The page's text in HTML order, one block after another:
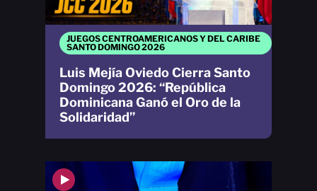
JUEGOS CENTROAMERICANOS Y DEL CARIBE
SANTO DOMINGO 2026
Luis Mejía Oviedo Cierra Santo
Domingo 2026: “República
Dominicana Ganó el Oro de la
Solidaridad”